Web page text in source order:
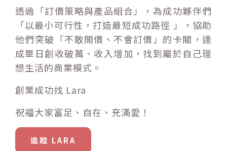
透過「訂價策略與產品組合」，為成功夥伴們
「以最小可行性，打造最短成功路徑 」，協助
他們突破「不敢開價、不會訂價」的卡關，達
成單日創收破萬、收入增加，找到屬於自己理
想生活的商業模式。
創業成功找 Lara
祝福大家富足、自在、充滿愛！
追蹤 LARA